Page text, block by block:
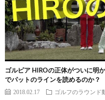
ゴルピア HIROの正体がついに明
でパットのラインを読めるのか？
2018.02.17 ゴルフのラウンド